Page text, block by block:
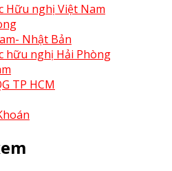
Hữu nghị Việt Nam
Nhật Bản
hữu nghị Hải Phòng
TP HCM